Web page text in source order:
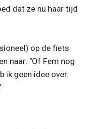
dat ze nu haar tijd
op de fiets
naar: "Of Fem nog
ik geen idee over.